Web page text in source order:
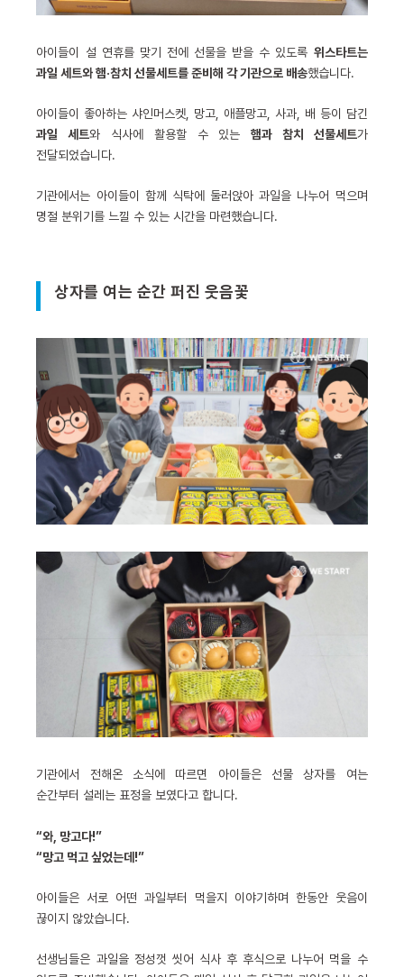
아이들이 설 연휴를 맞기 전에 선물을 받을 수 있도록 위스타트는
과일 세트와 햄·참치 선물세트를 준비해 각 기관으로 배송했습니다.
아이들이 좋아하는 샤인머스켓, 망고, 애플망고, 사과, 배 등이 담긴
과일 세트와 식사에 활용할 수 있는햄과 참치 선물세트가
전달되었습니다.
기관에서는 아이들이 함께 식탁에 둘러앉아 과일을 나누어 먹으며
명절 분위기를 느낄 수 있는 시간을 마련했습니다.
상자를 여는 순간 퍼진 웃음꽃
기관에서 전해온 소식에 따르면 아이들은 선물 상자를 여는
순간부터 설레는 표정을 보였다고 합니다.
“와, 망고다!”
“망고 먹고 싶었는데!”
아이들은 서로 어떤 과일부터 먹을지 이야기하며 한동안 웃음이
끊이지 않았습니다.
선생님들은 과일을 정성껏 씻어 식사 후 후식으로 나누어 먹을 수